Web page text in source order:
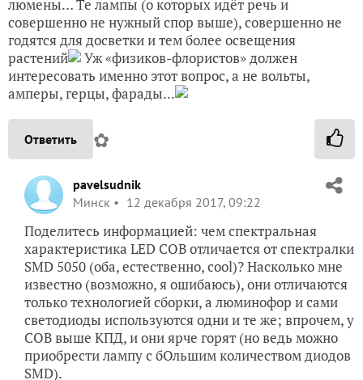
люмены… Те лампы (о которых идёт речь и
совершенно не нужный спор выше), совершенно не
годятся для досветки и тем более освещения
растений
Уж «физиков-флористов» должен
интересовать именно этот вопрос, а не вольты,
амперы, герцы, фарады...
Ответить ✿
pavelsudnik
Минск
12 декабря 2017, 09:22
Поделитесь информацией: чем спектральная
характеристика LED COB отличается от спектралки
SMD 5050 (оба, естественно, cool)? Насколько мне
известно (возможно, я ошибаюсь), они отличаются
только технологией сборки, а люминофор и сами
светодиоды используются одни и те же; впрочем, у
СОВ выше КПД, и они ярче горят (но ведь можно
приобрести лампу с бОльшим количеством диодов
SMD).